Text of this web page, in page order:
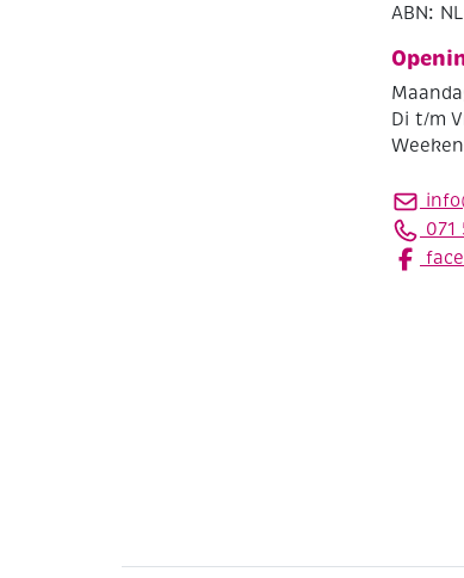
ABN:
Di t/m
071